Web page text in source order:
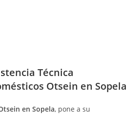
Técnica
Otsein en Sopela
en Sopela, pone a su